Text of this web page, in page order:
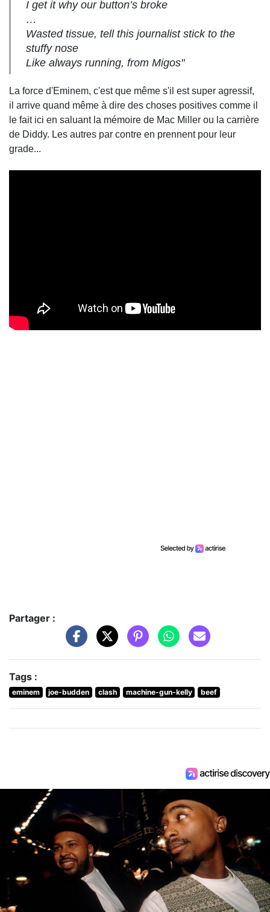
I get it why our button’s broke
…
Wasted tissue, tell this journalist stick to the
stuffy nose
Like always running, from Migos"
La force d'Eminem, c'est que même s'il est super agressif,
il arrive quand même à dire des choses positives comme il
le fait ici en saluant la mémoire de Mac Miller ou la carrière
de Diddy. Les autres par contre en prennent pour leur
grade...
Partager :
Tags :
eminem joe-budden clash machine-gun-kelly beef